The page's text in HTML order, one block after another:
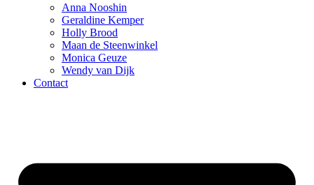
Anna Nooshin
Geraldine Kemper
Holly Brood
Maan de Steenwinkel
Monica Geuze
Wendy van Dijk
Contact